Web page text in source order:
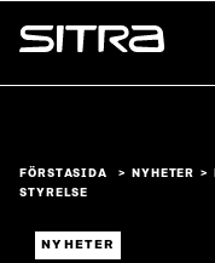
Skip to
content
Sitra
FÖRSTASIDA NYHETER
STYRELSE
NYHETER